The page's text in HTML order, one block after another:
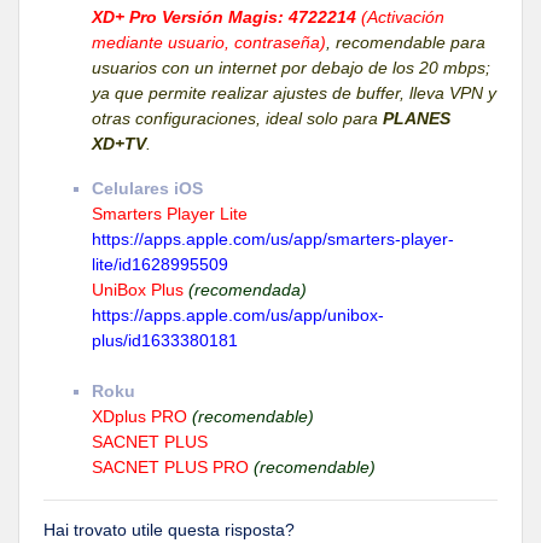
XD+ Pro Versión Magis: 4722214 (Activación
mediante usuario, contraseña) , recomendable para
usuarios con un internet por debajo de los 20 mbps;
ya que permite realizar ajustes de buffer, lleva VPN y
otras configuraciones, ideal solo para PLANES
XD+TV.
Celulares iOS
Smarters Player Lite
https://apps.apple.com/us/app/smarters-player-
lite/id1628995509
UniBox Plus (recomendada)
https://apps.apple.com/us/app/unibox-
plus/id1633380181
Roku
XDplus PRO (recomendable)
SACNET PLUS
SACNET PLUS PRO (recomendable)
Hai trovato utile questa risposta?